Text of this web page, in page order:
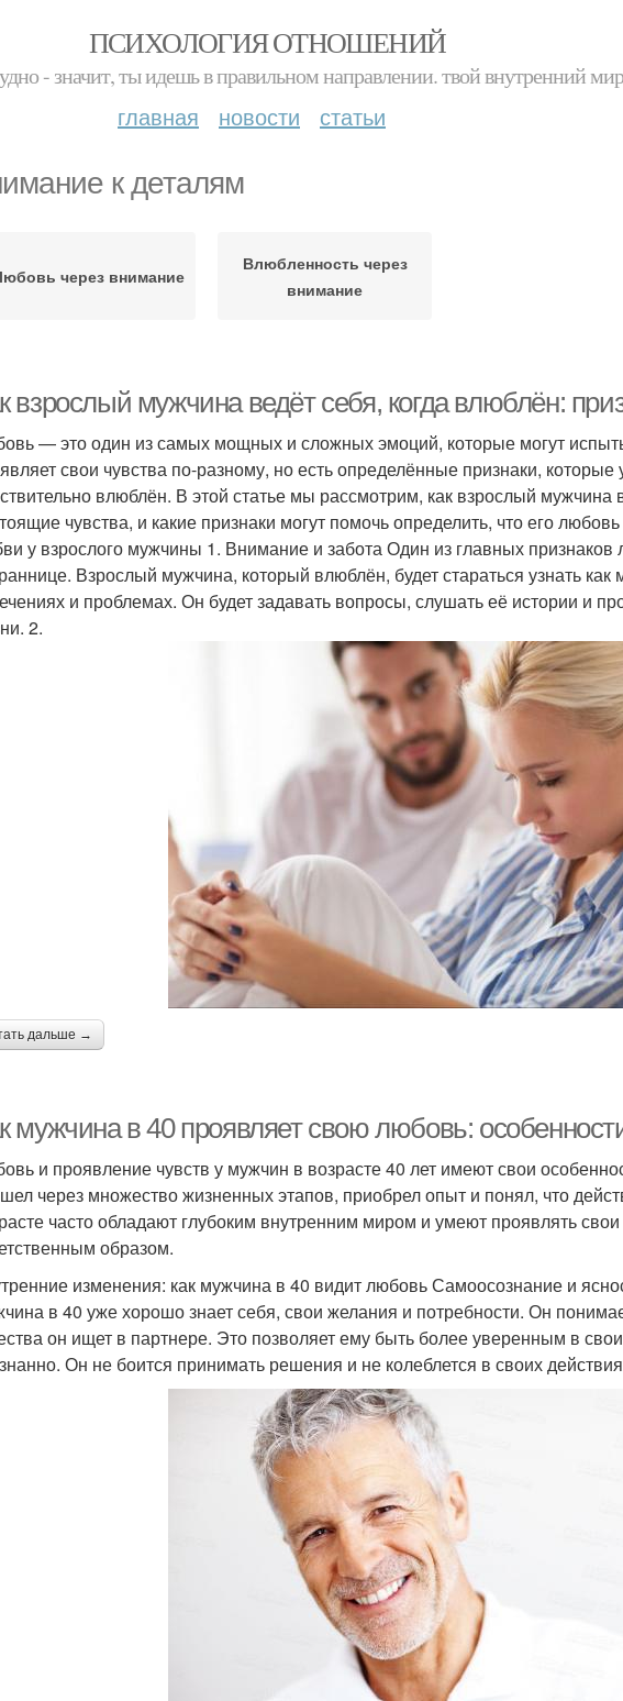
ПСИХОЛОГИЯ ОТНОШЕНИЙ
- значит, ты идешь в правильном направлении. твой внутренний
главная новости статьи
к деталям
через внимание
Влюбленность через
внимание
взрослый мужчина ведёт себя, когда влюблён:
— это один из самых мощных и сложных эмоций, которые могут
свои чувства по-разному, но есть определённые признаки,
влюблён. В этой статье мы рассмотрим, как взрослый мужчина
чувства, и какие признаки могут помочь определить, что его
у взрослого мужчины 1. Внимание и забота Один из главных
Взрослый мужчина, который влюблён, будет стараться узнать
и проблемах. Он будет задавать вопросы, слушать её истории и
2.
дальше →
мужчина в 40 проявляет свою любовь:
и проявление чувств у мужчин в возрасте 40 лет имеют свои
через множество жизненных этапов, приобрел опыт и понял, что
часто обладают глубоким внутренним миром и умеют проявлять
образом.
изменения: как мужчина в 40 видит любовь Самоосознание и
в 40 уже хорошо знает себя, свои желания и потребности. Он
он ищет в партнере. Это позволяет ему быть более уверенным в
Он не боится принимать решения и не колеблется в своих